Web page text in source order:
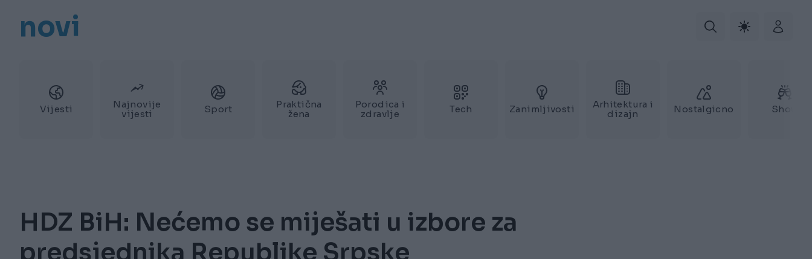
novi
Vijesti
Najnovije
vijesti
Sport
Praktična
žena
Porodica i
zdravlje
Tech Zanimljivosti
Arhitektura i
dizajn
Nostalgicno Show
HDZ BiH: Nećemo se miješati u izbore za
predsjednika Republike Srpske